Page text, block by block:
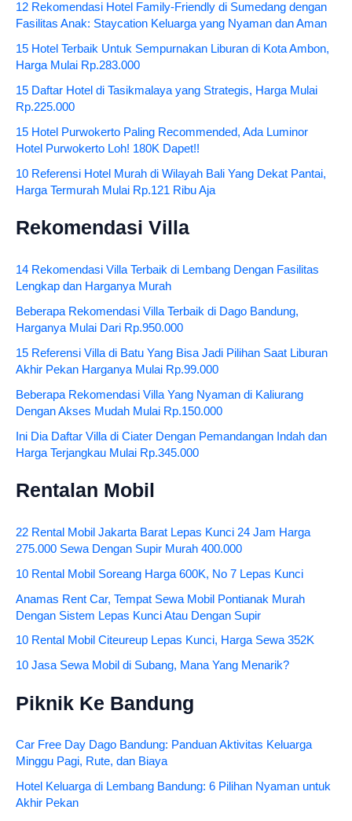
12 Rekomendasi Hotel Family-Friendly di Sumedang dengan
Fasilitas Anak: Staycation Keluarga yang Nyaman dan Aman
15 Hotel Terbaik Untuk Sempurnakan Liburan di Kota Ambon,
Harga Mulai Rp.283.000
15 Daftar Hotel di Tasikmalaya yang Strategis, Harga Mulai
Rp.225.000
15 Hotel Purwokerto Paling Recommended, Ada Luminor
Hotel Purwokerto Loh! 180K Dapet!!
10 Referensi Hotel Murah di Wilayah Bali Yang Dekat Pantai,
Harga Termurah Mulai Rp.121 Ribu Aja
Rekomendasi Villa
14 Rekomendasi Villa Terbaik di Lembang Dengan Fasilitas
Lengkap dan Harganya Murah
Beberapa Rekomendasi Villa Terbaik di Dago Bandung,
Harganya Mulai Dari Rp.950.000
15 Referensi Villa di Batu Yang Bisa Jadi Pilihan Saat Liburan
Akhir Pekan Harganya Mulai Rp.99.000
Beberapa Rekomendasi Villa Yang Nyaman di Kaliurang
Dengan Akses Mudah Mulai Rp.150.000
Ini Dia Daftar Villa di Ciater Dengan Pemandangan Indah dan
Harga Terjangkau Mulai Rp.345.000
Rentalan Mobil
22 Rental Mobil Jakarta Barat Lepas Kunci 24 Jam Harga
275.000 Sewa Dengan Supir Murah 400.000
10 Rental Mobil Soreang Harga 600K, No 7 Lepas Kunci
Anamas Rent Car, Tempat Sewa Mobil Pontianak Murah
Dengan Sistem Lepas Kunci Atau Dengan Supir
10 Rental Mobil Citeureup Lepas Kunci, Harga Sewa 352K
10 Jasa Sewa Mobil di Subang, Mana Yang Menarik?
Piknik Ke Bandung
Car Free Day Dago Bandung: Panduan Aktivitas Keluarga
Minggu Pagi, Rute, dan Biaya
Hotel Keluarga di Lembang Bandung: 6 Pilihan Nyaman untuk
Akhir Pekan